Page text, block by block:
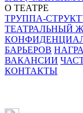
О ТЕАТРЕ
ТРУППА-
ТЕАТРАЛЬНЫЙ
БАРЬЕРОВ
ВАКАНСИИ
КОНТАКТЫ